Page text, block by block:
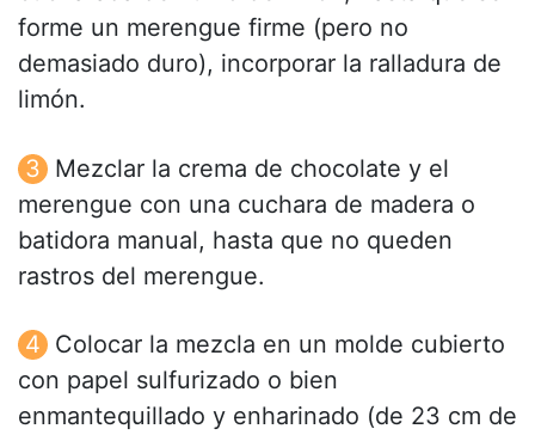
forme un merengue firme (pero no
demasiado duro), incorporar la ralladura de
limón.
Mezclar la crema de chocolate y el
merengue con una cuchara de madera o
batidora manual, hasta que no queden
rastros del merengue.
Colocar la mezcla en un molde cubierto
con papel sulfurizado o bien
enmantequillado y enharinado (de 23 cm de